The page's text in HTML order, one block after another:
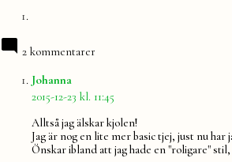
2 kommentarer
Johanna
2015-12-23 kl. 11:45
Alltså jag älskar kjolen!
Jag är nog en lite mer basic tjej, just nu
Önskar ibland att jag hade en "roligare"